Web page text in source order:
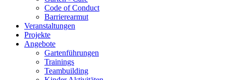
Code of Conduct
Barrierearmut
Veranstaltungen
Projekte
Angebote
Gartenführungen
Trainings
Teambuilding